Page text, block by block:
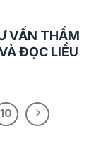
VẤN THẨM
ĐỌC LIỀU
10